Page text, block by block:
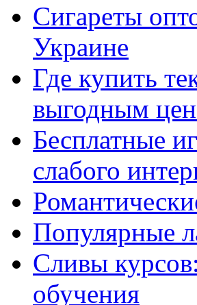
Сигареты
Украине
Где купить
выгодным
Бесплатные
слабого
Популярные
Сливы
обучения